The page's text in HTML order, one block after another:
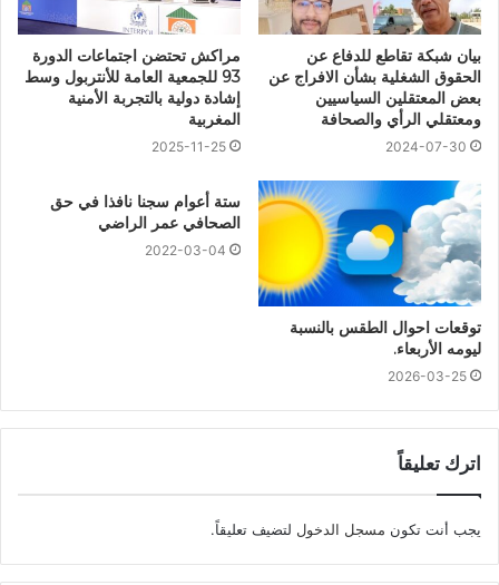
بيان شبكة تقاطع للدفاع عن
الحقوق الشغلية بشأن الافراج عن
بعض المعتقلين السياسيين
ومعتقلي الرأي والصحافة
2024-07-30
مراكش تحتضن اجتماعات الدورة
93 للجمعية العامة للأنتربول وسط
إشادة دولية بالتجربة الأمنية
المغربية
2025-11-25
توقعات احوال الطقس بالنسبة
ليومه الأربعاء.
2026-03-25
ستة أعوام سجنا نافذا في حق
الصحافي عمر الراضي
2022-03-04
اترك تعليقاً
يجب أنت تكون مسجل الدخول لتضيف تعليقاً.